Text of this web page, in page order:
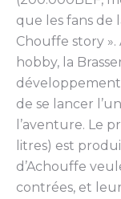
que les fans de
Chouffe story
hobby, la
de se lancer
l’aventure. Le
litres) est
d’Achouffe
contrées, et